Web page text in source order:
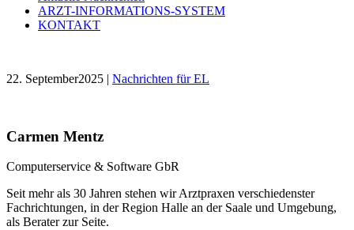
ARZT-INFORMATIONS-SYSTEM
KONTAKT
22. September2025 | Nachrichten für EL
Carmen Mentz
Computerservice & Software GbR
Seit mehr als 30 Jahren stehen wir Arztpraxen verschiedenster
Fachrichtungen, in der Region Halle an der Saale und Umgebung,
als Berater zur Seite.